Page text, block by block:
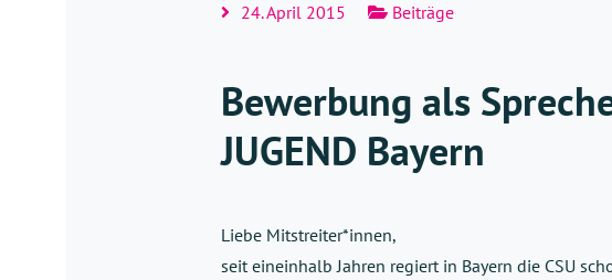
24. April 2015 Beiträge
Bewerbung als
JUGEND Bayern
Liebe Mitstreiter*innen,
seit eineinhalb Jahren regiert in Bayern die CSU